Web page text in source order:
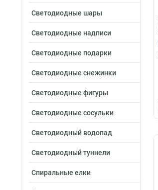
Светодиодные шары
Светодиодные надписи
Светодиодные подарки
Светодиодные снежинки
Светодиодные фигуры
Светодиодные сосульки
Светодиодный водопад
Светодиодный туннели
Спиральные елки